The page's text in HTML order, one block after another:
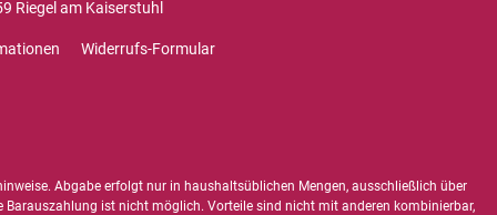
Riegel am Kaiserstuhl
Widerrufs-Formular
. Abgabe erfolgt nur in haushaltsüblichen Mengen, ausschließlich über
ist nicht möglich. Vorteile sind nicht mit anderen kombinierbar,